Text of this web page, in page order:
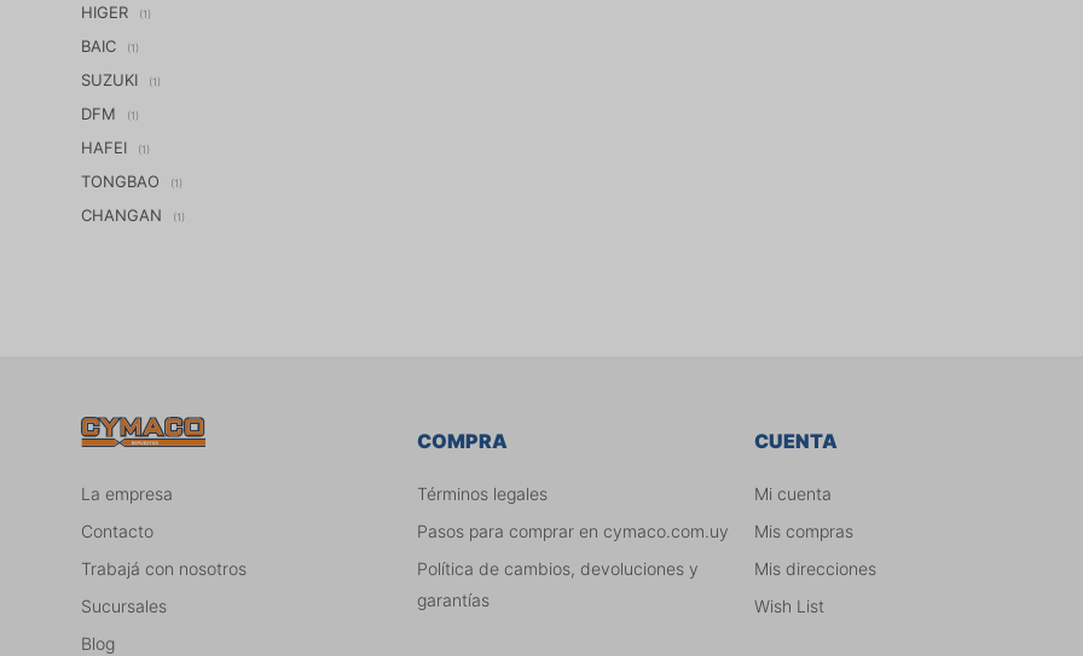
HIGER (1)
BAIC (1)
SUZUKI (1)
DFM (1)
HAFEI (1)
TONGBAO (1)
CHANGAN (1)
La empresa
Contacto
Trabajá con nosotros
Sucursales
Blog
COMPRA
Términos legales
Pasos para comprar en cymaco.com.uy
Política de cambios, devoluciones y
garantías
CUENTA
Mi cuenta
Mis compras
Mis direcciones
Wish List